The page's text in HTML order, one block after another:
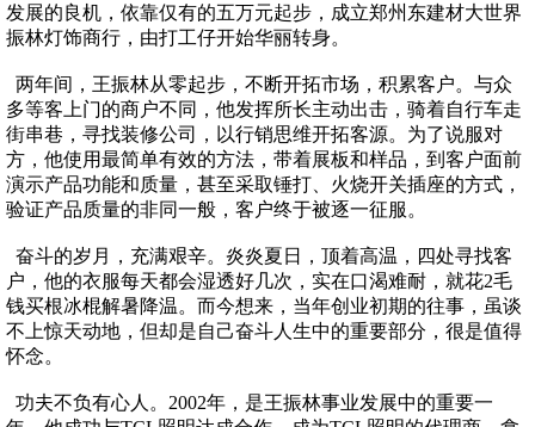
发展的良机，依靠仅有的五万元起步，成立郑州东建材大世界
振林灯饰商行，由打工仔开始华丽转身。
两年间，王振林从零起步，不断开拓市场，积累客户。与众
多等客上门的商户不同，他发挥所长主动出击，骑着自行车走
街串巷，寻找装修公司，以行销思维开拓客源。为了说服对
方，他使用最简单有效的方法，带着展板和样品，到客户面前
演示产品功能和质量，甚至采取锤打、火烧开关插座的方式，
验证产品质量的非同一般，客户终于被逐一征服。
奋斗的岁月，充满艰辛。炎炎夏日，顶着高温，四处寻找客
户，他的衣服每天都会湿透好几次，实在口渴难耐，就花2毛
钱买根冰棍解暑降温。而今想来，当年创业初期的往事，虽谈
不上惊天动地，但却是自己奋斗人生中的重要部分，很是值得
怀念。
功夫不负有心人。2002年，是王振林事业发展中的重要一